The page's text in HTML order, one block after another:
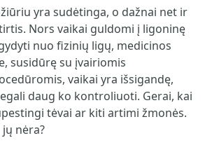
yra sudėtinga, o dažnai net ir
Nors vaikai guldomi į ligoninę
nuo fizinių ligų, medicinos
susidūrę su įvairiomis
vaikai yra išsigandę,
daug ko kontroliuoti. Gerai, kai
tėvai ar kiti artimi žmonės.
nėra?